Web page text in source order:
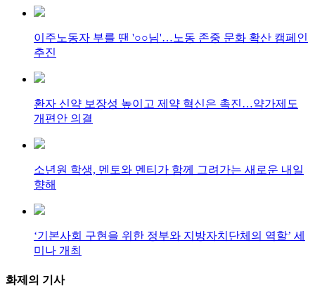
이주노동자 부를 땐 '○○님'…노동 존중 문화 확산 캠페인
추진
환자 신약 보장성 높이고 제약 혁신은 촉진…약가제도
개편안 의결
소년원 학생, 멘토와 멘티가 함께 그려가는 새로운 내일
향해
‘기본사회 구현을 위한 정부와 지방자치단체의 역할’ 세
미나 개최
화제의 기사